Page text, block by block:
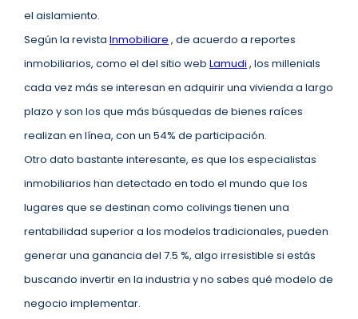
el aislamiento.
Según la revista Inmobiliare , de acuerdo a reportes
inmobiliarios, como el del sitio web Lamudi , los millenials
cada vez más se interesan en adquirir una vivienda a largo
plazo y son los que más búsquedas de bienes raíces
realizan en línea, con un 54% de participación.
Otro dato bastante interesante, es que los especialistas
inmobiliarios han detectado en todo el mundo que los
lugares que se destinan como colivings tienen una
rentabilidad superior a los modelos tradicionales, pueden
generar una ganancia del 7.5 %, algo irresistible si estás
buscando invertir en la industria y no sabes qué modelo de
negocio implementar.